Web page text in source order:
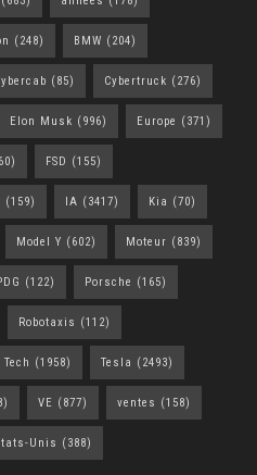
(248) BMW (204)
(85) Cybertruck (276)
Elon Musk (996) Europe (371)
FSD (155)
(159) IA (3417) Kia (70)
Model Y (602) Moteur (839)
(122) Porsche (165)
Robotaxis (112)
Tech (1958) Tesla (2493)
VE (877) ventes (158)
Unis (388)